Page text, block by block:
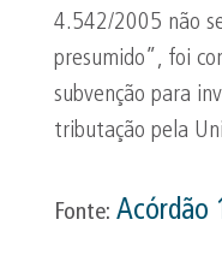
4.542/2005 não
presumido”, foi
subvenção para
tributação pela
Fonte: Acórdão